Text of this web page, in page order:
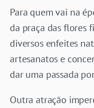
Para quem vai na
da praça das flores
diversos enfeites
artesanatos e
dar uma passada
Outra atração